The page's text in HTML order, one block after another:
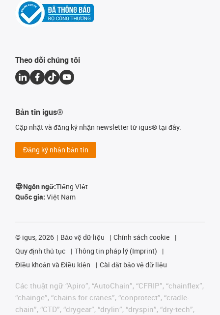
Theo dõi chúng tôi
Bản tin igus®
Cập nhật và đăng ký nhận newsletter từ igus® tại đây.
Đăng ký nhận bản tin
Ngôn ngữ:Tiếng Việt
Quốc gia: Việt Nam
© igus, 2026 Bảo vệ dữ liệu
Chính sách cookie
Quy định thủ tục
Thông tin pháp lý (Imprint)
Điều khoản và Điều kiện
Cài đặt bảo vệ dữ liệu
Các thuật ngữ “Apiro”, “AutoChain”, “CFRIP”, “chainflex”,
“chainge”, “chains for cranes”, “conprotect”, “cradle-
chain”, “CTD”, “drygear”, “drylin”, “dryspin”, “dry-tech”,